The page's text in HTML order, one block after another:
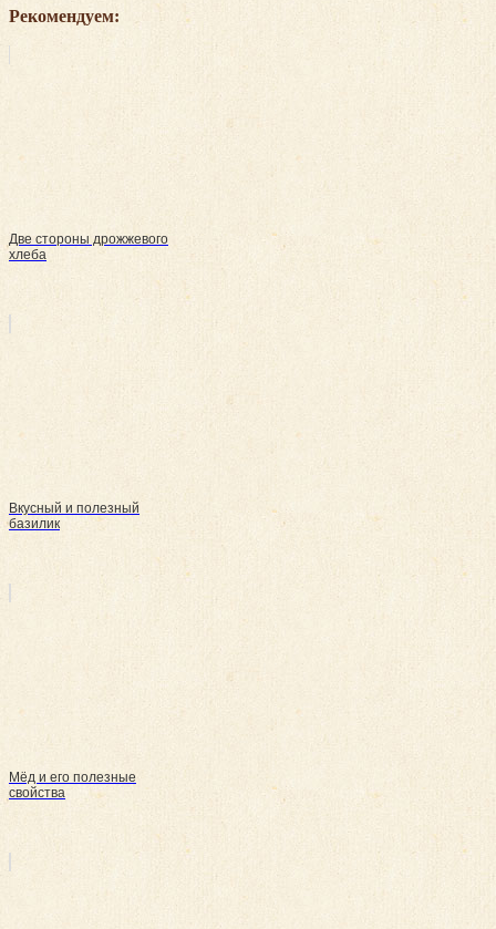
Рекомендуем:
Две стороны дрожжевого
хлеба
Вкусный и полезный
базилик
Мёд и его полезные
свойства